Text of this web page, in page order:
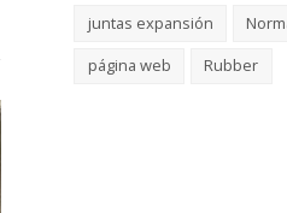
juntas expansión
página web
Rubber